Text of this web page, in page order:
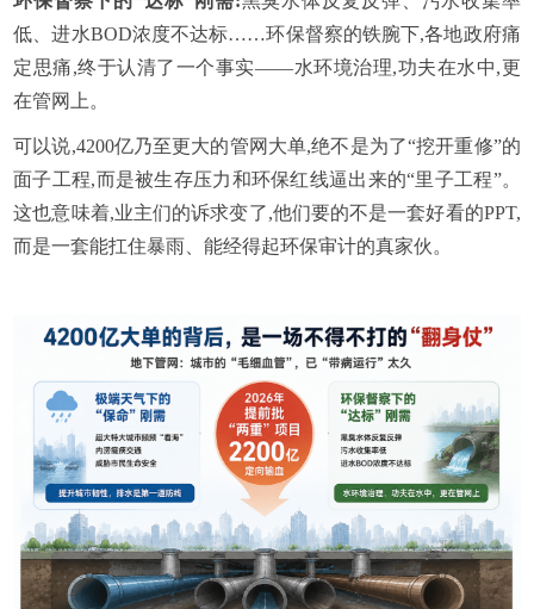
低、进水BOD浓度不达标……环保督察的铁腕下,各地政府痛
定思痛,终于认清了一个事实——水环境治理,功夫在水中,更
在管网上。
可以说,4200亿乃至更大的管网大单,绝不是为了“挖开重修”的
面子工程,而是被生存压力和环保红线逼出来的“里子工程”。
这也意味着,业主们的诉求变了,他们要的不是一套好看的PPT,
而是一套能扛住暴雨、能经得起环保审计的真家伙。